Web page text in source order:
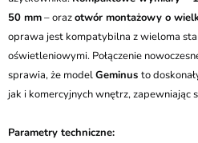
50 mm– orazotwór montażowy o
oprawa jest kompatybilna z wieloma
oświetleniowymi. Połączenie
sprawia, że modelGeminus to
jak i komercyjnych wnętrz,
Parametry techniczne: